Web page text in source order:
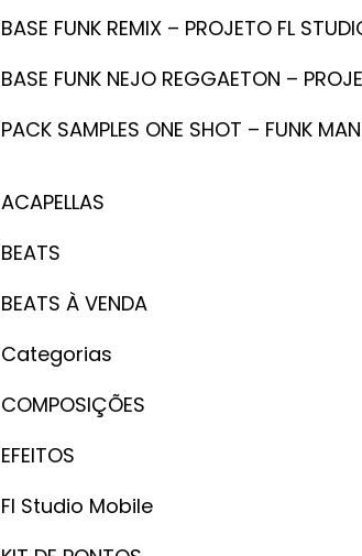
BASE FUNK REMIX – PROJETO FL
BASE FUNK NEJO REGGAETON –
PACK SAMPLES ONE SHOT – FUNK
ACAPELLAS
BEATS
BEATS À VENDA
Categorias
COMPOSIÇÕES
EFEITOS
Fl Studio Mobile